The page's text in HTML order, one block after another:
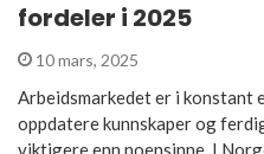
fordeler i 2025
10 mars, 2025
Arbeidsmarkedet er i konstant
oppdatere kunnskaper og
viktigere enn noensinne. I